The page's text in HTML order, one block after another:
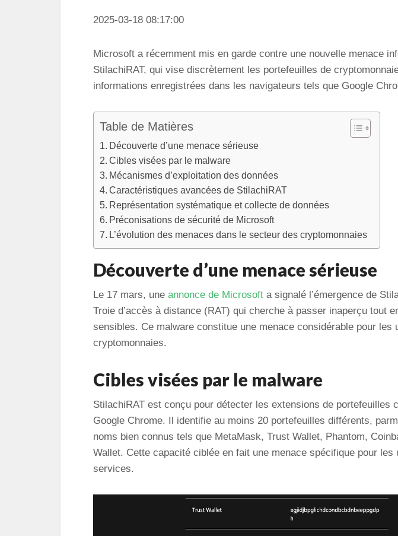
2025-03-18 08:17:00
Microsoft a récemment mis en garde contre une nouvelle menace
StilachiRAT, qui vise discrètement les portefeuilles de
informations enregistrées dans les navigateurs tels que Google
Table de Matières
Découverte d’une menace sérieuse
Cibles visées par le malware
Mécanismes d’exploitation des données
Caractéristiques avancées de StilachiRAT
Représentation systématique et collecte de données
Préconisations de sécurité de Microsoft
L’évolution des menaces dans le secteur des cryptomonnaies
Découverte d’une menace sérieuse
Le 17 mars, une annonce de Microsoft a signalé l’émergence de
Troie d’accès à distance (RAT) qui cherche à passer inaperçu tout
sensibles. Ce malware constitue une menace considérable pour les
cryptomonnaies.
Cibles visées par le malware
StilachiRAT est conçu pour détecter les extensions de portefeuilles
Google Chrome. Il identifie au moins 20 portefeuilles différents,
noms bien connus tels que MetaMask, Trust Wallet, Phantom,
Wallet. Cette capacité ciblée en fait une menace spécifique pour les
services.